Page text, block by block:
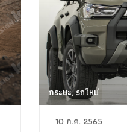
กระบะ, รถใหม่
10 ก.ค. 2565